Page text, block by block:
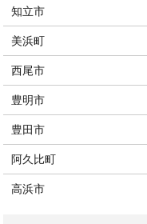
知立市
美浜町
西尾市
豊明市
豊田市
阿久比町
高浜市